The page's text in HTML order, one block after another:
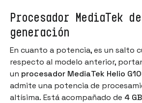
Procesador MediaTek
generación
En cuanto a potencia, es un salto
respecto al modelo anterior,
un procesador MediaTek Helio
admite una potencia de
altísima. Está acompañado de 4